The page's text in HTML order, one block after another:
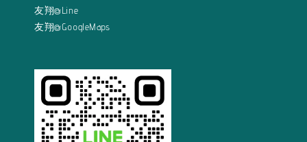
友翔@Line
友翔@GoogleMaps